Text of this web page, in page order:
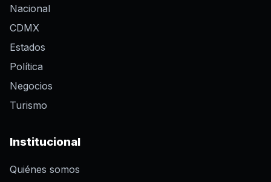
Nacional
CDMX
Estados
Política
Negocios
Turismo
Institucional
Quiénes somos